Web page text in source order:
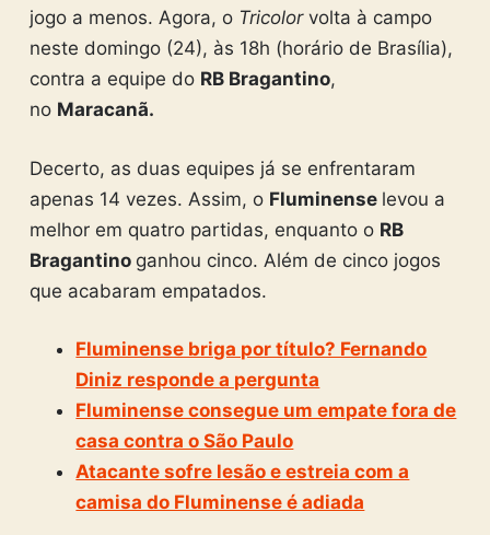
jogo a menos. Agora, o Tricolorvolta à campo
neste domingo (24), às 18h (horário de Brasília),
contra a equipe do RB Bragantino,
no Maracanã.
Decerto, as duas equipes já se enfrentaram
apenas 14 vezes. Assim, o Fluminense levou a
melhor em quatro partidas, enquanto o RB
Bragantino ganhou cinco. Além de cinco jogos
que acabaram empatados.
Fluminense briga por título? Fernando
Diniz responde a pergunta
Fluminense consegue um empate fora de
casa contra o São Paulo
Atacante sofre lesão e estreia com a
camisa do Fluminense é adiada